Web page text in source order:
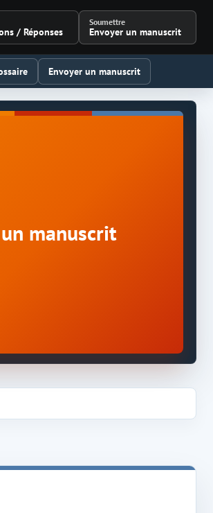
/ Réponses
Soumettre
Envoyer un manuscrit
Envoyer un manuscrit
manuscrit